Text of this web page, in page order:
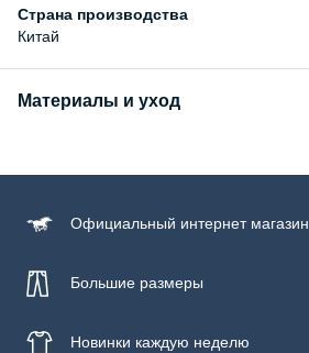
Страна производства
Китай
Материалы и уход
100% полиэстер
Официальный интернет магазин
Большие размеры
Новинки каждую неделю